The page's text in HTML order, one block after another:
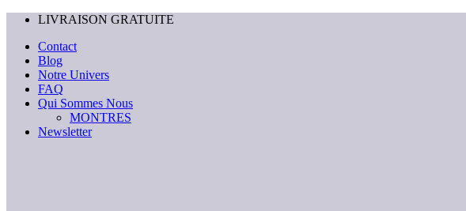
Passer
contenu
LIVRAISON GRATUITE
Contact
Blog
Notre Univers
FAQ
Qui Sommes Nous
MONTRES
Newsletter